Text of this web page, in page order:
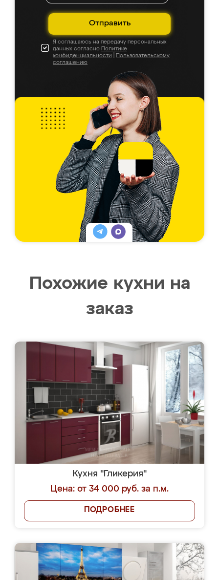
Отправить
Я соглашаюсь на передачу персональных
данных согласно Политике
конфиденциальности
Пользовательскому
соглашению
Похожие кухни на
заказ
Кухня "Гликерия"
Цена: от 34 000 руб. за п.м.
ПОДРОБНЕЕ